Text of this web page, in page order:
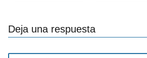
Deja una respuesta